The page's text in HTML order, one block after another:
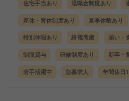
住宅手当あり 退職金制度あり
産休・育休制度あり 夏季休暇あり
特別休暇あり 終電考慮 賄い・
制服貸与 研修制度あり 新卒・
若手活躍中 急募求人 年間休日